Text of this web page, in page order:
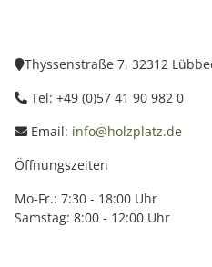
Thyssenstraße 7, 32312
Tel: +49 (0)57 41 90 982 0
Email: info@holzplatz.de
Öffnungszeiten
Mo-Fr.: 7:30 - 18:00 Uhr
Samstag: 8:00 - 12:00 Uhr